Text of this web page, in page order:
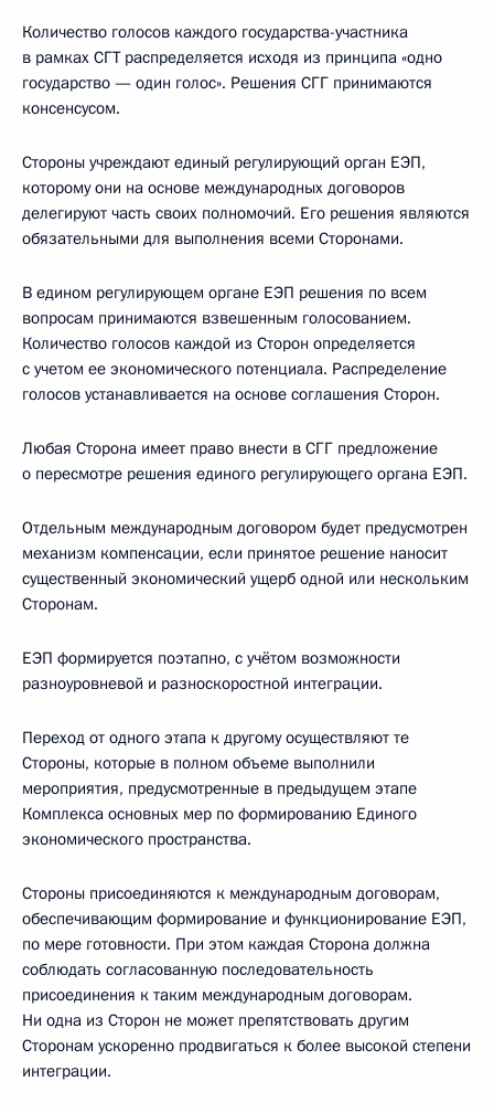
Количество голосов каждого государства-участника
в рамках СГТ распределяется исходя из принципа «одно
государство — один голос». Решения СГГ принимаются
консенсусом.
Стороны учреждают единый регулирующий орган ЕЭП,
которому они на основе международных договоров
делегируют часть своих полномочий. Его решения являются
обязательными для выполнения всеми Сторонами.
В едином регулирующем органе ЕЭП решения по всем
вопросам принимаются взвешенным голосованием.
Количество голосов каждой из Сторон определяется
с учетом ее экономического потенциала. Распределение
голосов устанавливается на основе соглашения Сторон.
Любая Сторона имеет право внести в СГГ предложение
о пересмотре решения единого регулирующего органа ЕЭП.
Отдельным международным договором будет предусмотрен
механизм компенсации, если принятое решение наносит
существенный экономический ущерб одной или нескольким
Сторонам.
ЕЭП формируется поэтапно, с учётом возможности
разноуровневой и разноскоростной интеграции.
Переход от одного этапа к другому осуществляют те
Стороны, которые в полном объеме выполнили
мероприятия, предусмотренные в предыдущем этапе
Комплекса основных мер по формированию Единого
экономического пространства.
Стороны присоединяются к международным договорам,
обеспечивающим формирование и функционирование ЕЭП,
по мере готовности. При этом каждая Сторона должна
соблюдать согласованную последовательность
присоединения к таким международным договорам.
Ни одна из Сторон не может препятствовать другим
Сторонам ускоренно продвигаться к более высокой степени
интеграции.